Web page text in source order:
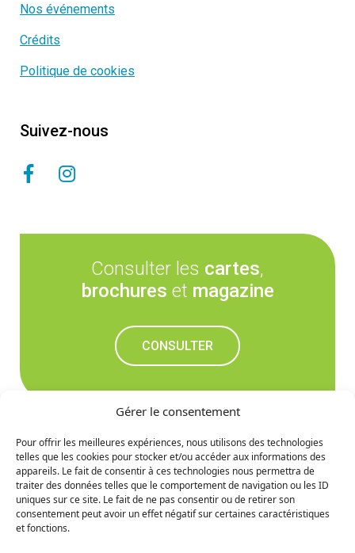
Gérer le consentement
Pour offrir les meilleures expériences, nous utilisons des technologies
telles que les cookies pour stocker et/ou accéder aux informations des
appareils. Le fait de consentir à ces technologies nous permettra de
traiter des données telles que le comportement de navigation ou les ID
uniques sur ce site. Le fait de ne pas consentir ou de retirer son
consentement peut avoir un effet négatif sur certaines caractéristiques
et fonctions.
Nos événements
Crédits
Politique de cookies
Suivez-nous
Consulter les cartes,
brochures et magazine
CONSULTER
Ne manquez rien des
prochaines nouvelles